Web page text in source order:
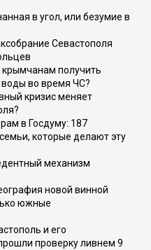
в угол, или безумие в
Севастополя
крымчанам получить
воды во время ЧС?
кризис меняет
в Госдуму: 187
которые делают эту
механизм
новой винной
южные
и его
проверку ливнем 9